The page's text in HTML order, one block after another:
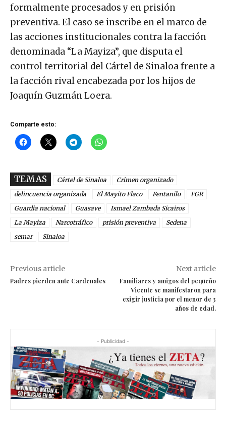
formalmente procesados y en prisión
preventiva. El caso se inscribe en el marco de
las acciones institucionales contra la facción
denominada “La Mayiza”, que disputa el
control territorial del Cártel de Sinaloa frente a
la facción rival encabezada por los hijos de
Joaquín Guzmán Loera.
Comparte esto:
TEMAS Cártel de Sinaloa
Crimen organizado
delincuencia organizada
El Mayito Flaco Fentanilo
FGR
Guardia nacional
Guasave
Ismael Zambada Sicairos
La Mayiza
Narcotráfico prisión preventiva
Sedena
semar
Sinaloa
Previous article
Padres pierden ante Cardenales
Next article
Familiares y amigos del pequeño
Vicente se manifestaron para
exigir justicia por el menor de 3
años de edad.
- Publicidad -